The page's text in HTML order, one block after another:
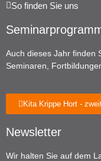
So finden Sie uns
Auch dieses Jahr finden
Seminaren,
Kita Krippe Hort -
Newsletter
Wir halten Sie auf dem